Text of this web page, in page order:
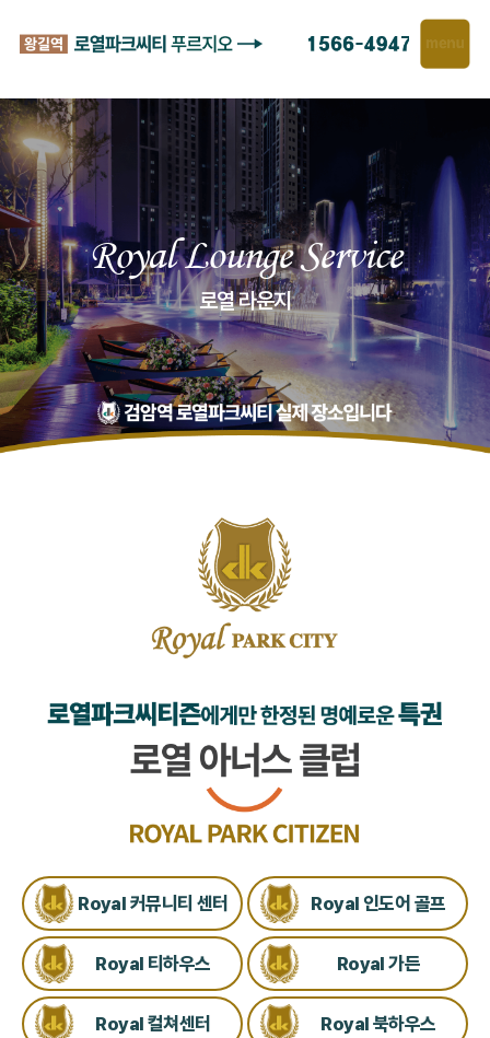
Royal Lounge Service
로열 라운지
Royal 커뮤니티 센터 Royal 인도어 골프
Royal 티하우스 Royal 가든
Royal 컬쳐센터 Royal 북하우스